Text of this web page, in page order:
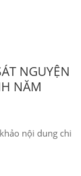
NGUYỆN
NĂM
nội dung chi